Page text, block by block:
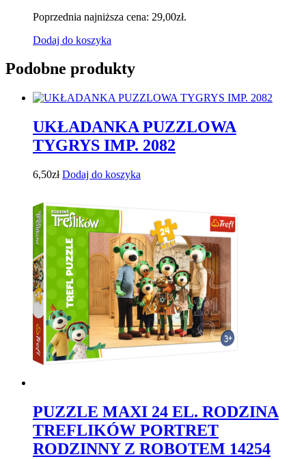
Poprzednia najniższa cena: 29,00zł.
Dodaj do koszyka
Podobne produkty
UKŁADANKA PUZZLOWA
TYGRYS IMP. 2082
6,50zł Dodaj do koszyka
PUZZLE MAXI 24 EL. RODZINA
TREFLIKÓW PORTRET
RODZINNY Z ROBOTEM 14254